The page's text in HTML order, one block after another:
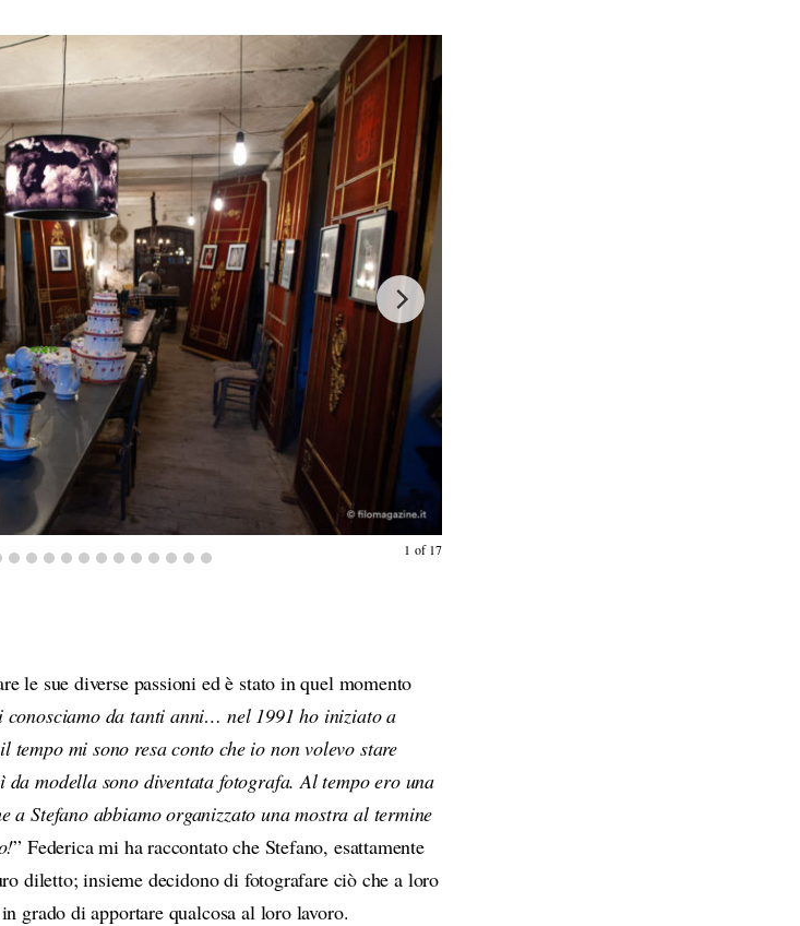
1 of 17
le sue diverse passioni ed è stato in quel momento
conosciamo da tanti anni… nel 1991 ho iniziato a
mi sono resa conto che io non volevo stare
modella sono diventata fotografa. Al tempo ero una
a Stefano abbiamo organizzato una mostra al termine
” Federica mi ha raccontato che Stefano, esattamente
diletto; insieme decidono di fotografare ciò che a loro
grado di apportare qualcosa al loro lavoro.